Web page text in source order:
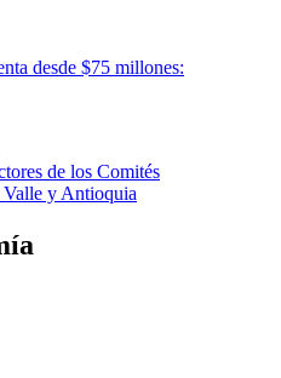
desde $75 millones:
de los Comités
Valle y Antioquia